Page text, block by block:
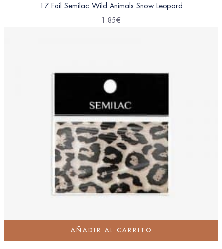
17 Foil Semilac Wild Animals Snow Leopard
1.85€
AÑADIR AL CARRITO